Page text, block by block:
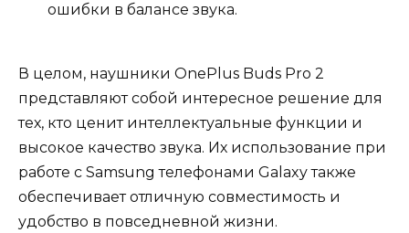
ошибки в балансе звука.
В целом, наушники OnePlus Buds Pro 2
представляют собой интересное решение для
тех, кто ценит интеллектуальные функции и
высокое качество звука. Их использование при
работе с Samsung телефонами Galaxy также
обеспечивает отличную совместимость и
удобство в повседневной жизни.